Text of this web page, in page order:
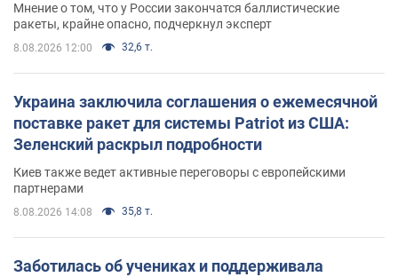
Мнение о том, что у России закончатся баллистические
ракеты, крайне опасно, подчеркнул эксперт
8.08.2026 12:00 32,6 т.
Украина заключила соглашения о ежемесячной
поставке ракет для системы Patriot из США:
Зеленский раскрыл подробности
Киев также ведет активные переговоры с европейскими
партнерами
8.08.2026 14:08 35,8 т.
Заботилась об учениках и поддерживала